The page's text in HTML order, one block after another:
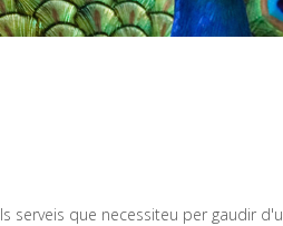
serveis que necessiteu per gaudir